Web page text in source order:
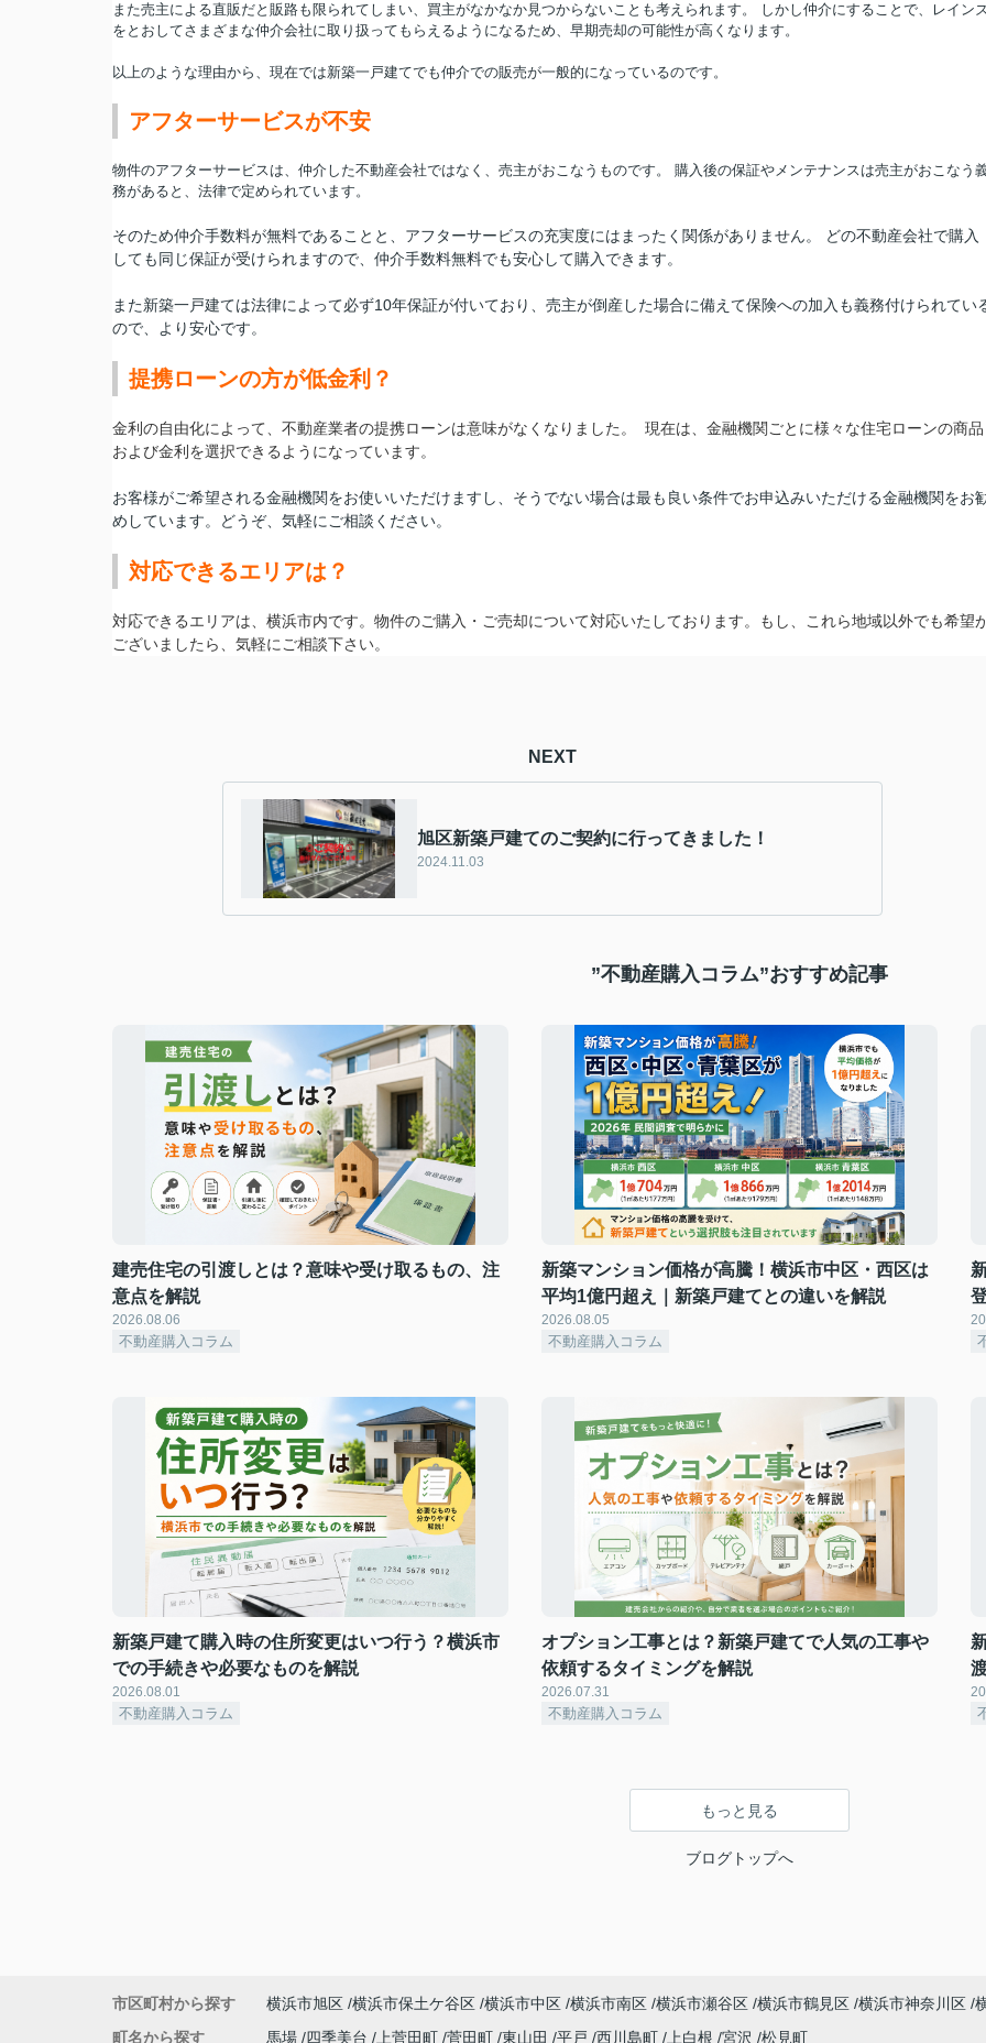
また売主による直販だと販路も限られてしまい、買主がなかなか見つからないことも考えられます。 しかし仲介にすることで、レイン
をとおしてさまざまな仲介会社に取り扱ってもらえるようになるため、早期売却の可能性が高くなります。
以上のような理由から、現在では新築一戸建てでも仲介での販売が一般的になっているのです。
アフターサービスが不安
物件のアフターサービスは、仲介した不動産会社ではなく、売主がおこなうものです。 購入後の保証やメンテナンスは売主がおこなう
務があると、法律で定められています。
そのため仲介手数料が無料であることと、アフターサービスの充実度にはまったく関係がありません。 どの不動産会社で購入
しても同じ保証が受けられますので、仲介手数料無料でも安心して購入できます。
また新築一戸建ては法律によって必ず10年保証が付いており、売主が倒産した場合に備えて保険への加入も義務付けられてい
ので、より安心です。
提携ローンの方が低金利？
金利の自由化によって、不動産業者の提携ローンは意味がなくなりました。 現在は、金融機関ごとに様々な住宅ローンの商品
および金利を選択できるようになっています。
お客様がご希望される金融機関をお使いいただけますし、そうでない場合は最も良い条件でお申込みいただける金融機関をお
めしています。どうぞ、気軽にご相談ください。
対応できるエリアは？
対応できるエリアは、横浜市内です。物件のご購入・ご売却について対応いたしております。もし、これら地域以外でも希望
ございましたら、気軽にご相談下さい。
NEXT
旭区新築戸建てのご契約に行ってきました！
2024.11.03
”不動産購入コラム”おすすめ記事
建売住宅の引渡しとは？意味や受け取るもの、注
意点を解説
2026.08.06
不動産購入コラム
新築マンション価格が高騰！横浜市中区・西区は
平均1億円超え｜新築戸建てとの違いを解説
2026.08.05
不動産購入コラム
新築戸建て購入時の住所変更はいつ行う？横浜市
での手続きや必要なものを解説
2026.08.01
不動産購入コラム
オプション工事とは？新築戸建てで人気の工事や
依頼するタイミングを解説
2026.07.31
不動産購入コラム
もっと見る
ブログトップへ
市区町村から探す 横浜市旭区 横浜市保土ケ谷区 横浜市中区 横浜市南区 横浜市瀬谷区 横浜市鶴見区 横浜市神奈川区
町名から探す
馬場 四季美台 上菅田町 菅田町 東山田 平戸 西川島町 上白根 宮沢 松見町